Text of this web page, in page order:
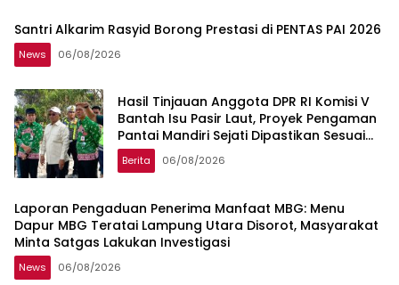
Santri Alkarim Rasyid Borong Prestasi di PENTAS PAI 2026
News 06/08/2026
Hasil Tinjauan Anggota DPR RI Komisi V
Bantah Isu Pasir Laut, Proyek Pengaman
Pantai Mandiri Sejati Dipastikan Sesuai
Spesifikasi
Berita 06/08/2026
Laporan Pengaduan Penerima Manfaat MBG: Menu
Dapur MBG Teratai Lampung Utara Disorot, Masyarakat
Minta Satgas Lakukan Investigasi
News 06/08/2026